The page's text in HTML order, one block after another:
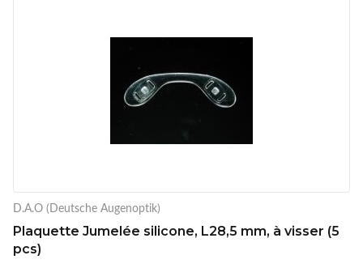
D.A.O (Deutsche Augenoptik)
Plaquette Jumelée silicone, L28,5 mm, à visser (5
pcs)